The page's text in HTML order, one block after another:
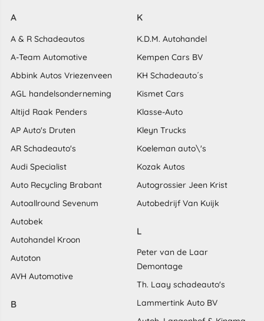
A
A & R Schadeautos
A-Team Automotive
Abbink Autos Vriezenveen
AGL handelsonderneming
Altijd Raak Penders
AP Auto's Druten
AR Schadeauto's
Audi Specialist
Auto Recycling Brabant
Autoallround Sevenum
Autobek
Autohandel Kroon
Autoton
AVH Automotive
B
K
K.D.M. Autohandel
Kempen Cars BV
KH Schadeauto´s
Kismet Cars
Klasse-Auto
Kleyn Trucks
Koeleman auto\'s
Kozak Autos
Autogrossier Jeen Krist
Autobedrijf Van Kuijk
L
Peter van de Laar
Demontage
Th. Laay schadeauto's
Lammertink Auto BV